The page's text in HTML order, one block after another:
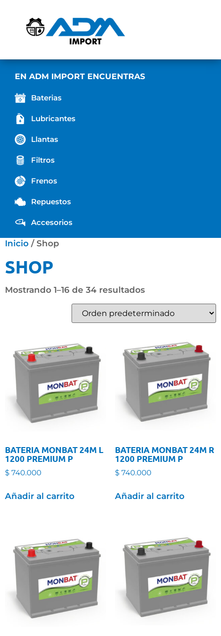
EN ADM IMPORT ENCUENTRAS
Baterias
Lubricantes
Llantas
Filtros
Frenos
Repuestos
Accesorios
Inicio / Shop
SHOP
Mostrando 1–16 de 34 resultados
BATERIA MONBAT 24M L
1200 PREMIUM P
$ 740.000
Añadir al carrito
BATERIA MONBAT 24M R
1200 PREMIUM P
$740.000
Añadir al carrito